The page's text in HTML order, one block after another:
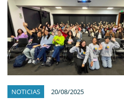
NOTICIAS 20/08/2025